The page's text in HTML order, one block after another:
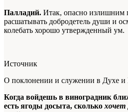
Палладий. Итак, опасно излишним
расшатывать добродетель души и
колебать хорошо утвержденный ум.
Источник
О поклонении и служении в Духе и
Когда войдешь в виноградник
есть ягоды досыта, сколько хочет